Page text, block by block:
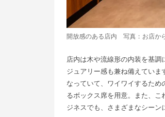
開放感のある店内 写真：お店か
店内は木や流線形の内装を基
ジュアリー感も兼ね備えてい
なっていて、ワイワイするた
るボックス席を用意。また、
ジネスでも、さまざまなシーン